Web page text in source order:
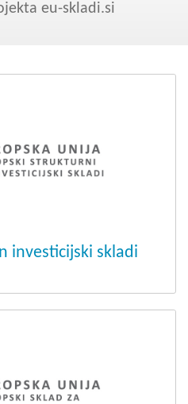
eu-skladi.si
investicijski skladi